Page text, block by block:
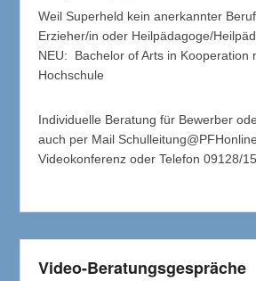
Weil Superheld kein anerkannter
Erzieher/in oder Heilpädagoge/
NEU: Bachelor of Arts in Kooperation
Hochschule
Individuelle Beratung für Bewerber
auch per Mail
Videokonferenz oder Telefon 09128/
Video-Beratungsgespräche